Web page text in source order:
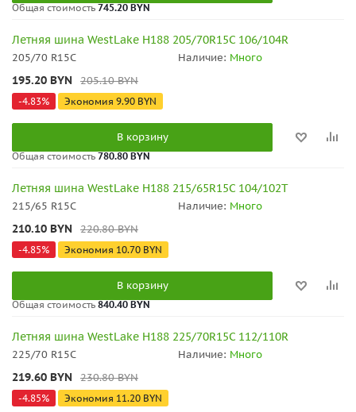
Общая стоимость745.20 BYN
Летняя шина WestLake H188 205/70R15C 106/104R
205/70 R15C Наличие: Много
195.20 BYN 205.10BYN
-4.83% Экономия 9.90 BYN
В корзину
Общая стоимость780.80 BYN
Летняя шина WestLake H188 215/65R15C 104/102T
215/65 R15C Наличие: Много
210.10 BYN 220.80BYN
-4.85% Экономия 10.70 BYN
В корзину
Общая стоимость 840.40 BYN
Летняя шина WestLake H188 225/70R15C 112/110R
225/70 R15C Наличие: Много
219.60 BYN 230.80BYN
-4.85% Экономия 11.20 BYN